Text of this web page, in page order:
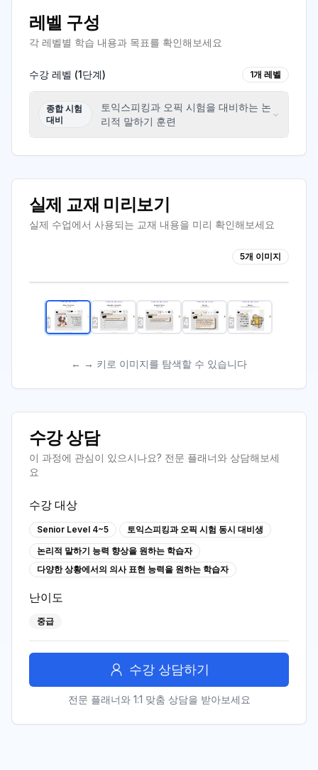
레벨 구성
각 레벨별 학습 내용과 목표를 확인해보세요
수강 레벨 (1단계) 1개 레벨
종합 시험
대비
토익스피킹과 오픽 시험을 대비하는 논
리적 말하기 훈련
실제 교재 미리보기
실제 수업에서 사용되는 교재 내용을 미리 확인해보세요
5개 이미지
1 2 3 4 5
← → 키로 이미지를 탐색할 수 있습니다
수강 상담
이 과정에 관심이 있으시나요? 전문 플래너와 상담해보세
요
수강 대상
Senior Level 4~5
토익스피킹과 오픽 시험 동시 대비생
논리적 말하기 능력 향상을 원하는 학습자
다양한 상황에서의 의사 표현 능력을 원하는 학습자
난이도
중급
수강 상담하기
전문 플래너와 1:1 맞춤 상담을 받아보세요